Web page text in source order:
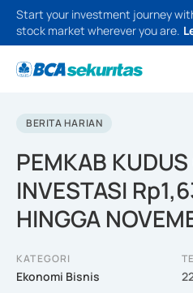
Start your investment journey
stock market wherever you are.
BERITA HARIAN
PEMKAB
INVESTASI
HINGGA
KATEGORI
Ekonomi Bisnis